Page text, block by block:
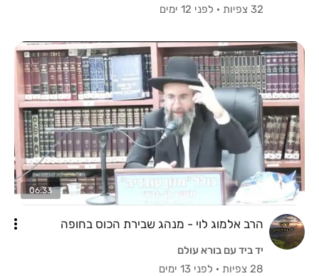
32 צפיות
· לפני 12 ימים
06:33
הרב אלמוג לוי - מנהג שבירת הכוס בחופה
יד ביד עם בורא עולם
28 צפיות
· לפני 13 ימים